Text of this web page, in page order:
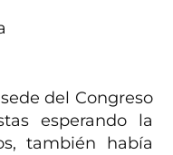
del Congreso
esperando la
también había